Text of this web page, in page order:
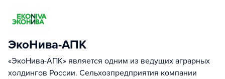
ЭкоНива-АПК
«ЭкоНива-АПК» является одним из ведущих аграрных
холдингов России. Сельхозпредприятия компании